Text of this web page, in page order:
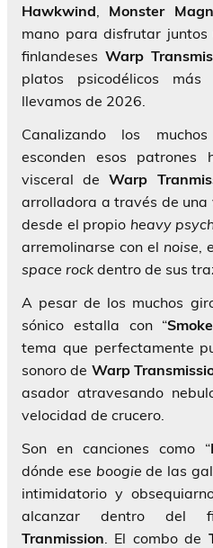
Hawkwind
Monster
mano para disfrutar
finlandeses Warp
platos psicodélicos
llevamos de 2026.
Canalizando los
esconden esos patrones
visceral deWarp
arrolladora a través de
desde el propio heavy
arremolinarse con el noise ,
space rock dentro de sus
A pesar de los muchos
sónico estalla con “
tema que perfectamente
sonoro de Warp
asador atravesando
velocidad de crucero.
Son en canciones como “
dónde ese boogie de las
intimidatorio y
alcanzar dentro del
Tranmission . El combo de